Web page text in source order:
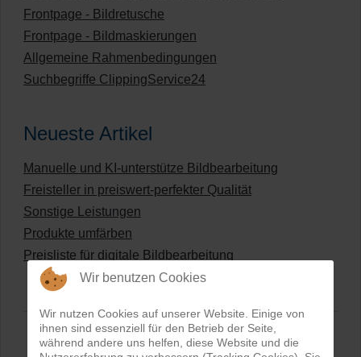
Frontpage - Bildretusche
Frontpage - Bildmaskierungen
Allgemeine Rahmenbedingungen
Suchbegriffe ClippingService24
Neueste Artikel
Manuelle und KI-unterstütze Bildbearbeitung
Freisteller in preiswert-perfekter Qualität
Sonstige Leistungen
Produkte umfärben
Preisliste für digitale Bildbearbeitung
Wir benutzen Cookies
Wir nutzen Cookies auf unserer Website. Einige von
ihnen sind essenziell für den Betrieb der Seite,
während andere uns helfen, diese Website und die